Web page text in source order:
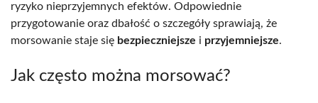
ryzyko nieprzyjemnych efektów. Odpowiednie
przygotowanie oraz dbałość o szczegóły sprawiają, że
morsowanie staje się bezpieczniejsze i przyjemniejsze.
Jak często można morsować?